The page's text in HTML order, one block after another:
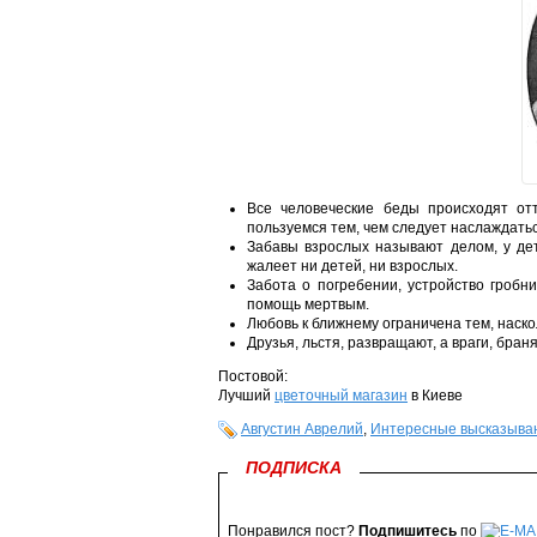
Все человеческие беды происходят
пользуемся тем, чем следует
Забавы взрослых называют делом, у
жалеет ни детей, ни взрослых.
Забота о погребении, устройство
помощь мертвым.
Любовь к ближнему ограничена тем,
Друзья, льстя, развращают, а враги,
Постовой:
Лучший цветочный магазин в Киеве
Августин Аврелий Интересные
ПОДПИСКА
Понравился пост?Подпишитесь по